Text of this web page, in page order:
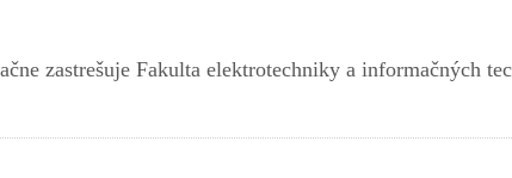
zastrešuje Fakulta elektrotechniky a informačných